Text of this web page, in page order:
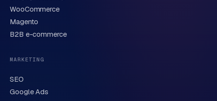
Korte omschrijving van je vraag of project
WooCommerce
Magento
B2B e-commerce
MARKETING
SEO
Google Ads